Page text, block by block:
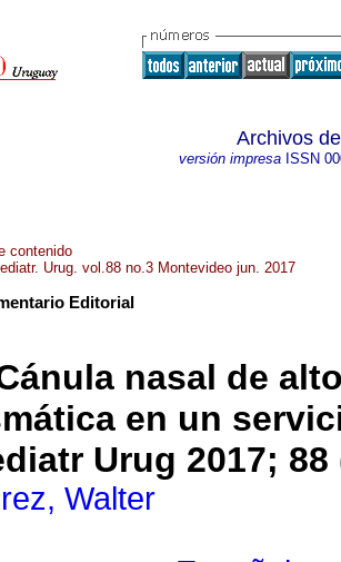
Archivos
versión impresaISSN
contenido
Urug. vol.88 no.3 Montevideo jun. 2017
Editorial
nasal de
en un
Urug 2017; 88
Walter